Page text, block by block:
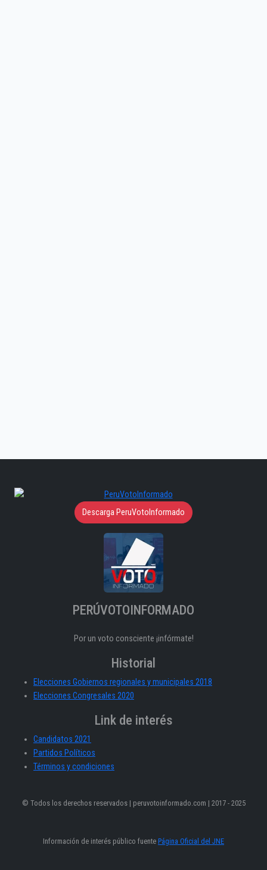
Descarga PeruVotoInformado
PERÚVOTOINFORMADO
Por un voto consciente ¡infórmate!
Historial
Elecciones Gobiernos regionales y municipales 2018
Elecciones Congresales 2020
Link de interés
Candidatos 2021
Partidos Políticos
Términos y condiciones
© Todos los derechos reservados | peruvotoinformado.com | 2017 - 2025
Información de interés público fuente Página Oficial del JNE